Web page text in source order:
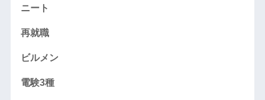
ニート
再就職
ビルメン
電験3種